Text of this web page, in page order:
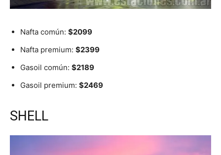
Nafta común: $2099
Nafta premium: $2399
Gasoil común: $2189
Gasoil premium: $2469
SHELL